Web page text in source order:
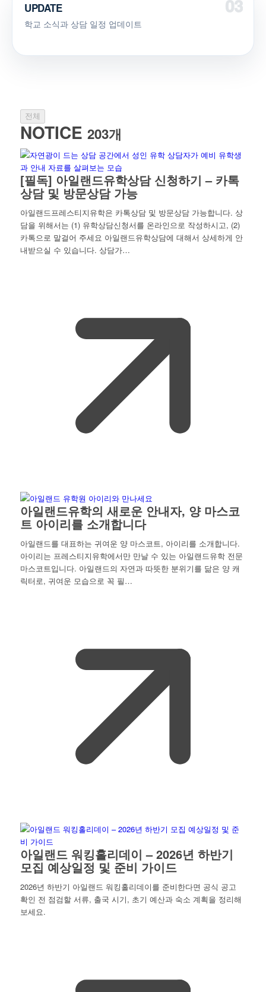
UPDATE
학교 소식과 상담 일정 업데이트
전체
NOTICE 203개
[필독] 아일랜드유학상담 신청하기 – 카톡
상담 및 방문상담 가능
아일랜드프레스티지유학은 카톡상담 및 방문상담 가능합니다. 상
담을 위해서는 (1) 유학상담신청서를 온라인으로 작성하시고, (2)
카톡으로 말걸어 주세요 아일랜드유학상담에 대해서 상세하게 안
내받으실 수 있습니다. 상담가…
아일랜드유학의 새로운 안내자, 양 마스코
트 아이리를 소개합니다
아일랜드를 대표하는 귀여운 양 마스코트, 아이리를 소개합니다.
아이리는 프레스티지유학에서만 만날 수 있는 아일랜드유학 전문
마스코트입니다. 아일랜드의 자연과 따뜻한 분위기를 닮은 양 캐
릭터로, 귀여운 모습으로 꼭 필…
아일랜드 워킹홀리데이 – 2026년 하반기
모집 예상일정 및 준비 가이드
2026년 하반기 아일랜드 워킹홀리데이를 준비한다면 공식 공고
확인 전 점검할 서류, 출국 시기, 초기 예산과 숙소 계획을 정리해
보세요.